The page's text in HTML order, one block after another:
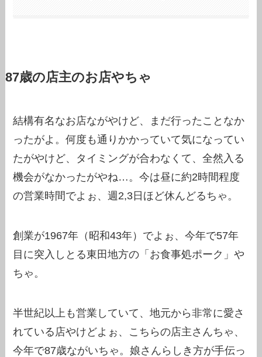
87歳の店主のお店やちゃ
結構有名なお店ながやけど、まだ行ったことなか
ったがよ。何度も通りかかっていて気になってい
たがやけど、タイミングが合わなくて、全然入る
機会がなかったがやね…。今は昼に約2時間程度
の営業時間でよぉ、週2,3日ほど休んどるちゃ。
創業が1967年（昭和43年）でよぉ、今年で57年
目に突入しとる東田地方の「お食事処ポーク」や
ちゃ。
半世紀以上も営業していて、地元から非常に愛さ
れている店やけどよぉ、こちらの店主さんちゃ、
今年で87歳ながいちゃ。娘さんらしき方が手伝っ